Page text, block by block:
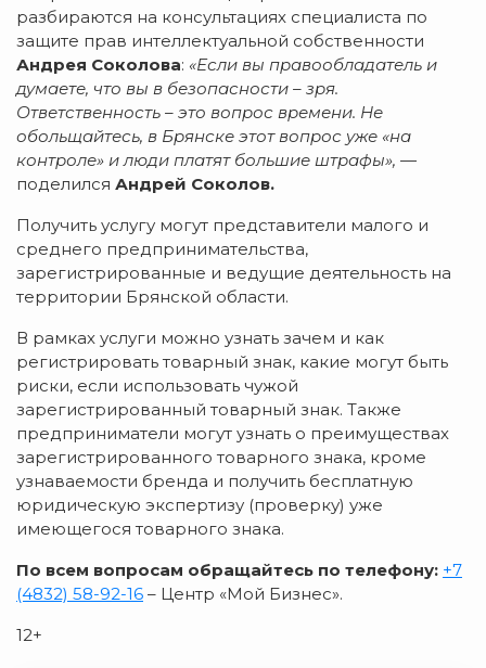
разбираются на консультациях специалиста по
защите прав интеллектуальной собственности
Андрея Соколова: «Если вы правообладатель и
думаете, что вы в безопасности – зря.
Ответственность – это вопрос времени. Не
обольщайтесь, в Брянске этот вопрос уже «на
контроле» и люди платят большие штрафы», —
поделился Андрей Соколов.
Получить услугу могут представители малого и
среднего предпринимательства,
зарегистрированные и ведущие деятельность на
территории Брянской области.
В рамках услуги можно узнать зачем и как
регистрировать товарный знак, какие могут быть
риски, если использовать чужой
зарегистрированный товарный знак. Также
предприниматели могут узнать о преимуществах
зарегистрированного товарного знака, кроме
узнаваемости бренда и получить бесплатную
юридическую экспертизу (проверку) уже
имеющегося товарного знака.
По всем вопросам обращайтесь по телефону: +7
(4832) 58-92-16 – Центр «Мой Бизнес».
12+